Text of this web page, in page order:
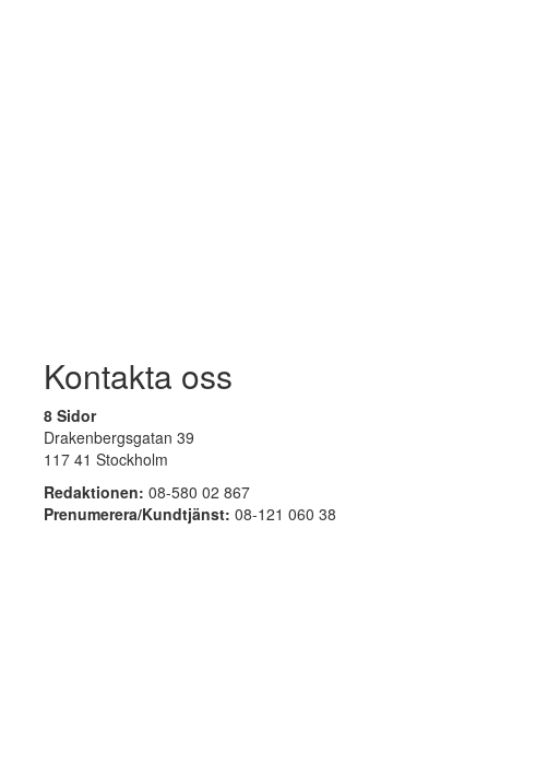
Kontakta oss
8 Sidor
Drakenbergsgatan 39
117 41 Stockholm
Redaktionen: 08-580 02 867
Prenumerera/Kundtjänst: 08-121 060 38